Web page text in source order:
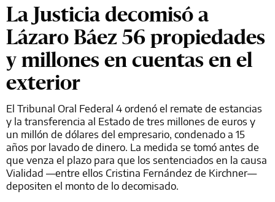
La Justicia decomisó a
Lázaro Báez 56 propiedades
y millones en cuentas en el
exterior
El Tribunal Oral Federal 4 ordenó el remate de estancias
y la transferencia al Estado de tres millones de euros y
un millón de dólares del empresario, condenado a 15
años por lavado de dinero. La medida se tomó antes de
que venza el plazo para que los sentenciados en la causa
Vialidad —entre ellos Cristina Fernández de Kirchner—
depositen el monto de lo decomisado.